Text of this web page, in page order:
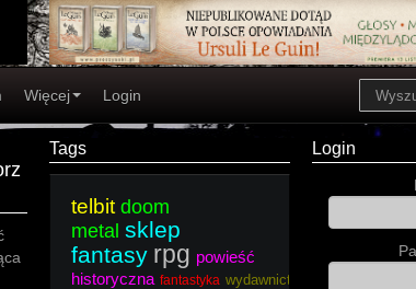
Więcej Login
Tags
telbit doom
metal sklep
fantasy rpg powieść
historyczna fantastyka wydawnictwo
Login